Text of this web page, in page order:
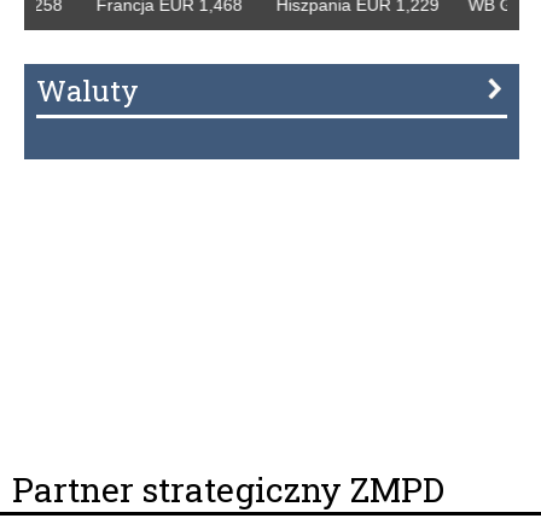
Francja EUR 1,468 Hiszpania EUR 1,229 WB GBP
Waluty
Partner strategiczny ZMPD